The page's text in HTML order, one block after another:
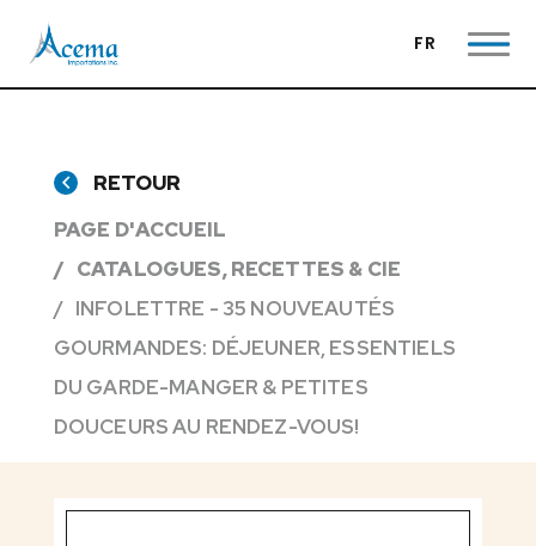
FR
RETOUR
PAGE D'ACCUEIL
CATALOGUES, RECETTES & CIE
INFOLETTRE - 35 NOUVEAUTÉS
GOURMANDES: DÉJEUNER, ESSENTIELS
DU GARDE-MANGER & PETITES
DOUCEURS AU RENDEZ-VOUS!